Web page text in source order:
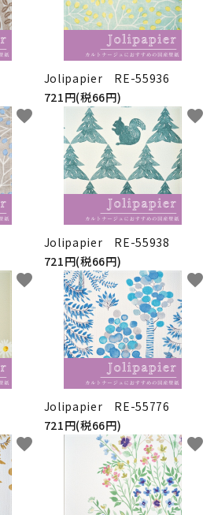
Jolipapier RE-55936
721円(税66円)
favorite
Jolipapier RE-55938
721円(税66円)
favorite
favorite
Jolipapier RE-55776
721円(税66円)
favorite
favorite favorite